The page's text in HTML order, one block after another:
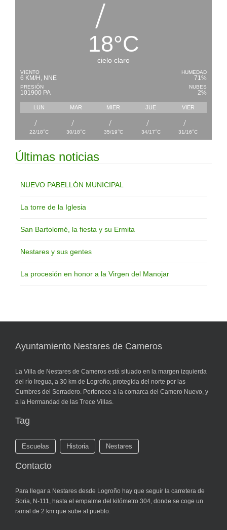
18°C
cielo claro
VIENTO
6 KM/H, NNE
PRESIÓN
101900 PA
HUMEDAD
71%
NUBES
2%
LUN MAR MIER JUE VIER
22/18°C 30/18°C 35/19°C 34/17°C 31/16°C
Últimas noticias
NUEVO PABELLÓN MUNICIPAL
La torre de la Iglesia
San Bartolomé, la fiesta y su Ermita
Nestares y sus gentes
La procesión en honor a la Virgen del Manojar
Ayuntamiento Nestares de Cameros
La Villa de Nestares de Cameros está situado en la margen izquierda
del río Iregua, a 30 km de Logroño, protegida del norte por las
Cumbres del Serradero. Pertenece a la comarca del Camero Nuevo, y
a la Hermandad de las Trece Villas.
Tag
Escuelas Historia Nestares
Contacto
Para llegar a Nestares desde Logroño hay que seguir la carretera de
Soria, N-111, hasta el empalme del kilómetro 304, donde se coge un
ramal de 2 km que sube al pueblo.